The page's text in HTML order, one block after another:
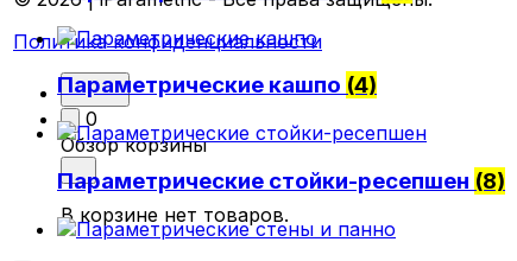
Политика конфиденциальности
0
Обзор корзины
В корзине нет товаров.
Параметрические кашпо (4)
Параметрические стойки-ресепшен (8)